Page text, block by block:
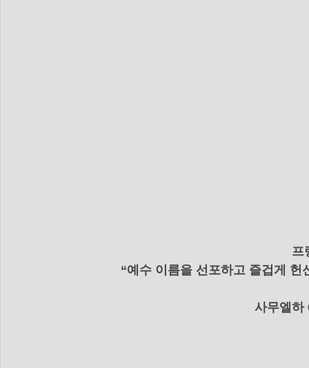
프
“예수 이름을 선포하고 즐겁게
사무